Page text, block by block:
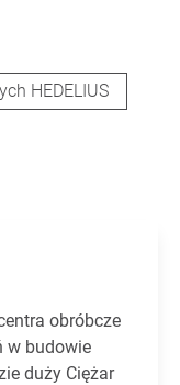
HEDELIUS
obróbcze
w budowie
duży Ciężar